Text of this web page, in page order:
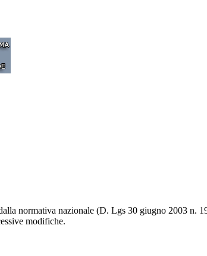
normativa nazionale (D. Lgs 30 giugno 2003 n.
modifiche.